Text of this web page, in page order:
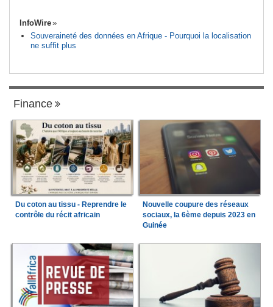
InfoWire
Souveraineté des données en Afrique - Pourquoi la localisation
ne suffit plus
Finance
Du coton au tissu - Reprendre le
contrôle du récit africain
Nouvelle coupure des réseaux
sociaux, la 6ème depuis 2023 en
Guinée